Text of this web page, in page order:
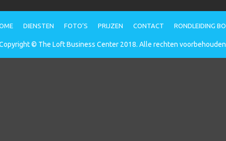
DIENSTEN FOTO’S PRIJZEN CONTACT RONDLEIDING
© The Loft Business Center 2018. Alle rechten